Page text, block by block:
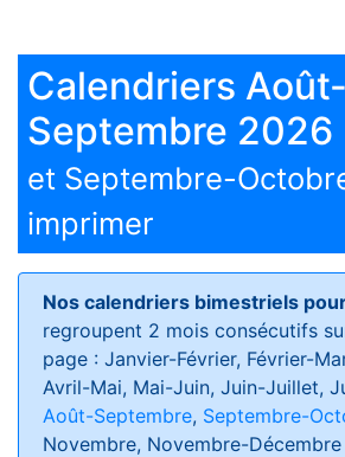
Calendriers Août-
Septembre 2026
et Septembre-
imprimer
Nos calendriers bimestriels
regroupent 2 mois consécutifs
page : Janvier-Février, Février-
Avril-Mai, Mai-Juin, Juin-Juillet,
Août-Septembre, Septembre-
Novembre, Novembre-